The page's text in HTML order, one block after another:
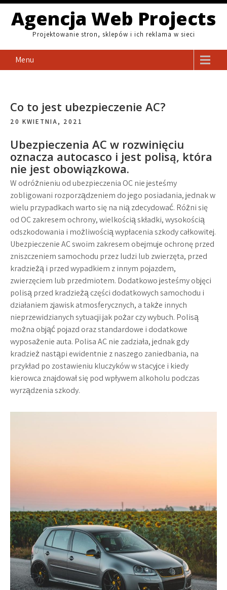
Skip
content
Agencja Web Projects
Projektowanie stron, sklepów i ich reklama w sieci
Menu
Co to jest ubezpieczenie AC?
20 KWIETNIA, 2021
Ubezpieczenia AC w rozwinięciu
oznacza autocasco i jest polisą, która
nie jest obowiązkowa.
W odróżnieniu od ubezpieczenia OC nie jesteśmy
zobligowani rozporządzeniem do jego posiadania, jednak w
wielu przypadkach warto się na nią zdecydować. Różni się
od OC zakresem ochrony, wielkością składki, wysokością
odszkodowania i możliwością wypłacenia szkody całkowitej.
Ubezpieczenie AC swoim zakresem obejmuje ochronę przed
zniszczeniem samochodu przez ludzi lub zwierzęta, przed
kradzieżą i przed wypadkiem z innym pojazdem,
zwierzęciem lub przedmiotem. Dodatkowo jesteśmy objęci
polisą przed kradzieżą części dodatkowych samochodu i
działaniem zjawisk atmosferycznych, a także innych
nieprzewidzianych sytuacji jak pożar czy wybuch. Polisą
można objąć pojazd oraz standardowe i dodatkowe
wyposażenie auta. Polisa AC nie zadziała, jednak gdy
kradzież nastąpi ewidentnie z naszego zaniedbania, na
przykład po zostawieniu kluczyków w stacyjce i kiedy
kierowca znajdował się pod wpływem alkoholu podczas
wyrządzenia szkody.